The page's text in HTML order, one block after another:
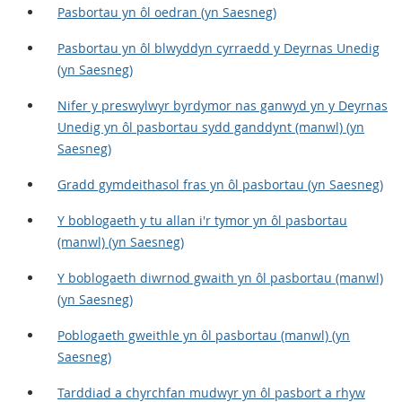
Pasbortau yn ôl oedran (yn Saesneg)
Pasbortau yn ôl blwyddyn cyrraedd y Deyrnas Unedig
(yn Saesneg)
Nifer y preswylwyr byrdymor nas ganwyd yn y Deyrnas
Unedig yn ôl pasbortau sydd ganddynt (manwl) (yn
Saesneg)
Gradd gymdeithasol fras yn ôl pasbortau (yn Saesneg)
Y boblogaeth y tu allan i'r tymor yn ôl pasbortau
(manwl) (yn Saesneg)
Y boblogaeth diwrnod gwaith yn ôl pasbortau (manwl)
(yn Saesneg)
Poblogaeth gweithle yn ôl pasbortau (manwl) (yn
Saesneg)
Tarddiad a chyrchfan mudwyr yn ôl pasbort a rhyw